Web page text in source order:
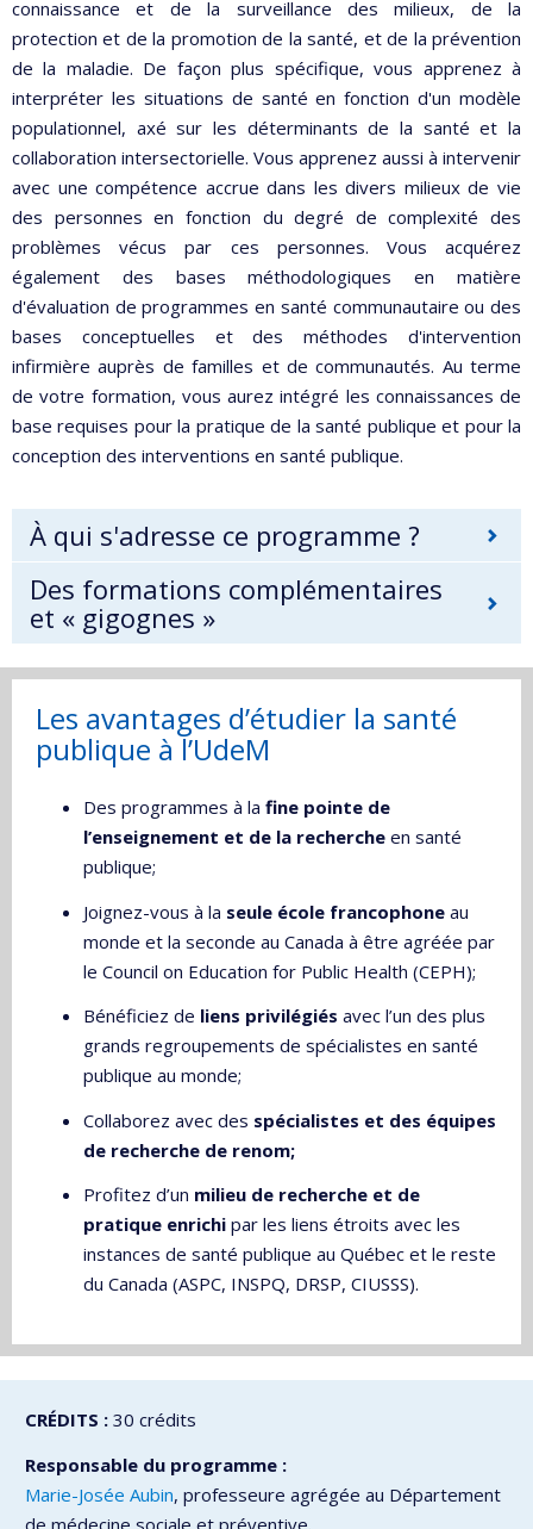
connaissance et de la surveillance des milieux, de la
protection et de la promotion de la santé, et de la prévention
de la maladie. De façon plus spécifique, vous apprenez à
interpréter les situations de santé en fonction d'un modèle
populationnel, axé sur les déterminants de la santé et la
collaboration intersectorielle. Vous apprenez aussi à intervenir
avec une compétence accrue dans les divers milieux de vie
des personnes en fonction du degré de complexité des
problèmes vécus par ces personnes. Vous acquérez
également des bases méthodologiques en matière
d'évaluation de programmes en santé communautaire ou des
bases conceptuelles et des méthodes d'intervention
infirmière auprès de familles et de communautés. Au terme
de votre formation, vous aurez intégré les connaissances de
base requises pour la pratique de la santé publique et pour la
conception des interventions en santé publique.
À qui s'adresse ce programme ?
Des formations complémentaires
et « gigognes »
Les avantages d’étudier la santé
publique à l’UdeM
Des programmes à la fine pointe de
l’enseignement et de la recherche en santé
publique;
Joignez-vous à la seule école francophone au
monde et la seconde au Canada à être agréée par
le Council on Education for Public Health (CEPH);
Bénéficiez de liens privilégiés avec l’un des plus
grands regroupements de spécialistes en santé
publique au monde;
Collaborez avec des spécialistes et des équipes
de recherche de renom;
Profitez d’un milieu de recherche et de
pratique enrichi par les liens étroits avec les
instances de santé publique au Québec et le reste
du Canada (ASPC, INSPQ, DRSP, CIUSSS).
CRÉDITS : 30 crédits
Responsable du programme :
Marie-Josée Aubin, professeure agrégée au Département
de médecine sociale et préventive.